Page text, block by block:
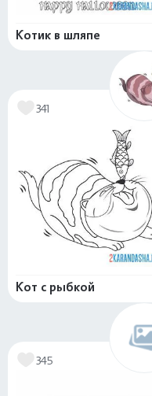
Котик в шляпе
341
Кот с рыбкой
345